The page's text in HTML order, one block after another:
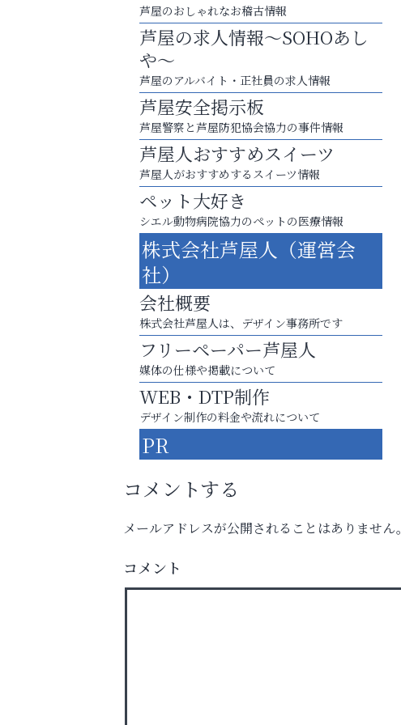
運動不足「動かない」を解消しませんか？
芦屋インターナショナルスク
ール
アテイン音楽教室
芦屋のおしゃれなお稽古情報
芦屋の求人情報～SOHOあし
や～
芦屋のアルバイト・正社員の求人情報
芦屋安全掲示板
芦屋警察と芦屋防犯協会協力の事件情報
芦屋人おすすめスイーツ
芦屋人がおすすめするスイーツ情報
ペット大好き
シエル動物病院協力のペットの医療情報
株式会社芦屋人（運営会
社）
会社概要
株式会社芦屋人は、デザイン事務所です
フリーペーパー芦屋人
媒体の仕様や掲載について
WEB・DTP制作
デザイン制作の料金や流れについて
PR
コメントする
メールアドレスが公開されることはありません。
コメント